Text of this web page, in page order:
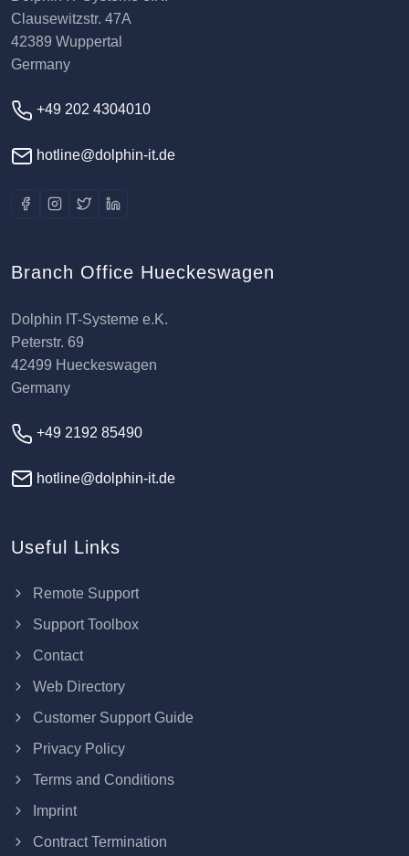
Clausewitzstr. 47A
42389 Wuppertal
Germany
+49 202 4304010
hotline@dolphin-it.de
Branch Office Hueckeswagen
Dolphin IT-Systeme e.K.
Peterstr. 69
42499 Hueckeswagen
Germany
+49 2192 85490
hotline@dolphin-it.de
Useful Links
Remote Support
Support Toolbox
Contact
Web Directory
Customer Support Guide
Privacy Policy
Terms and Conditions
Imprint
Contract Termination